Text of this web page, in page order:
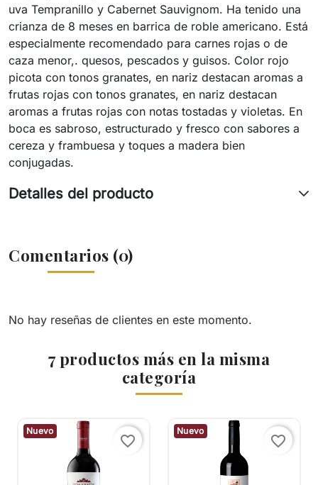
uva Tempranillo y Cabernet Sauvignom. Ha tenido una
crianza de 8 meses en barrica de roble americano. Está
especialmente recomendado para carnes rojas o de
caza menor,. quesos, pescados y guisos. Color rojo
picota con tonos granates, en nariz destacan aromas a
frutas rojas con tonos granates, en nariz destacan
aromas a frutas rojas con notas tostadas y violetas. En
boca es sabroso, estructurado y fresco con sabores a
cereza y frambuesa y toques a madera bien
conjugadas.
Detalles del producto
Comentarios (0)
No hay reseñas de clientes en este momento.
7 productos más en la misma
categoría
Nuevo
favorite_border
Nuevo
favorite_border